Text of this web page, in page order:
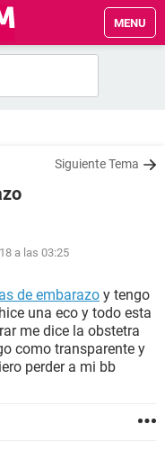
MENU
Siguiente Tema
a las 03:25
de embarazo y tengo
una eco y todo esta
me dice la obstetra
como transparente y
perder a mi bb